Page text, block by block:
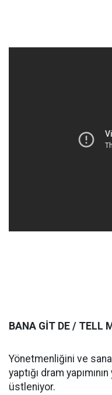
BANA GİT DE / TELL
Yönetmenliğini ve
yaptığı dram yapımının
üstleniyor.